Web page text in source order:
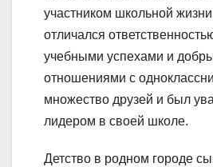
участником школьной
отличался
учебными успехами и
отношениями с
множество друзей и был
лидером в своей школе.
Детство в родном городе